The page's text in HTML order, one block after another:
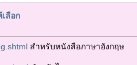
ลือก
สำหรับหนังสือภาษาอังกฤษ